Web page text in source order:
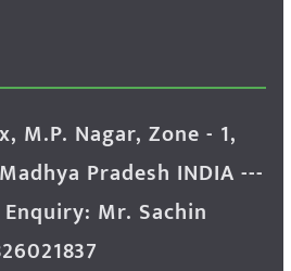
M.P. Nagar, Zone - 1,
Pradesh INDIA ---
Mr. Sachin